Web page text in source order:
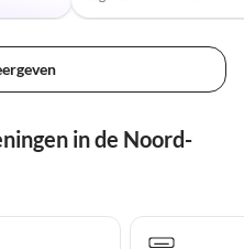
in de Noord-